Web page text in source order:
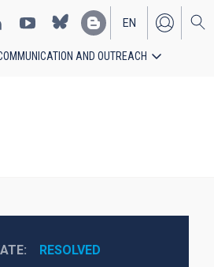
EN
ES
AND OUTREACH
RESOLVED